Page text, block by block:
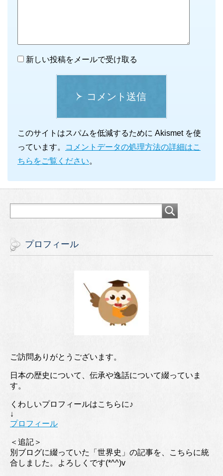
新しい投稿をメールで受け取る
コメント送信
このサイトはスパムを低減するために Akismet を使
っています。
コメントデータの処理方法の詳細はこ
ちらをご覧ください。
プロフィール
ご訪問ありがとうございます。
日本の歴史について、伝承や逸話について綴っていま
す。
くわしいプロフィールはこちらに♪
↓
プロフィール
＜追記＞
別ブログに綴っていた「世界史」の記事を、こちらに統
合しました。よろしくです(*^^)v